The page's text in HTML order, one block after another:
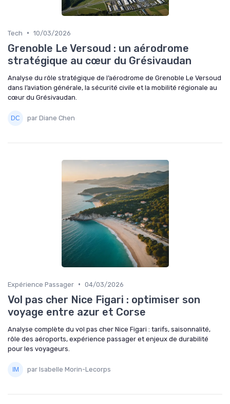
Tech • 10/03/2026
Grenoble Le Versoud : un aérodrome
stratégique au cœur du Grésivaudan
Analyse du rôle stratégique de l’aérodrome de Grenoble Le Versoud
dans l’aviation générale, la sécurité civile et la mobilité régionale au
cœur du Grésivaudan.
par Diane Chen
Expérience Passager • 04/03/2026
Vol pas cher Nice Figari : optimiser son
voyage entre azur et Corse
Analyse complète du vol pas cher Nice Figari : tarifs, saisonnalité,
rôle des aéroports, expérience passager et enjeux de durabilité
pour les voyageurs.
par Isabelle Morin-Lecorps